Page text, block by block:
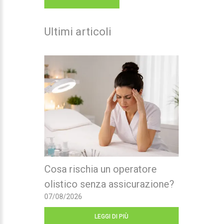
Ultimi articoli
Cosa rischia un operatore
olistico senza assicurazione?
07/08/2026
LEGGI DI PIÙ